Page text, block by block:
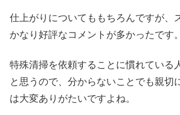
仕上がりについてももちろんですが、
かなり好評なコメントが多かったです。
特殊清掃を依頼することに慣れている
と思うので、分からないことでも親切
は大変ありがたいですよね。